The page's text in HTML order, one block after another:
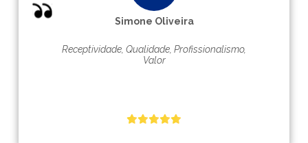
Simone Oliveira
Receptividade, Qualidade, Profissionalismo,
Valor